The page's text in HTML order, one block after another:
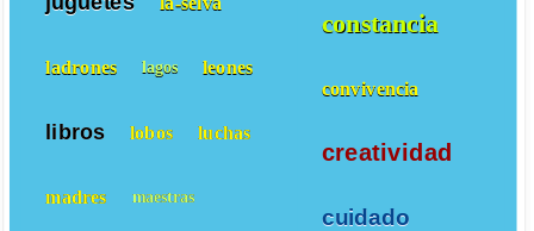
constancia
convivencia
creatividad
cuidado
ladrones lagos leones
libros lobos luchas
madres maestras